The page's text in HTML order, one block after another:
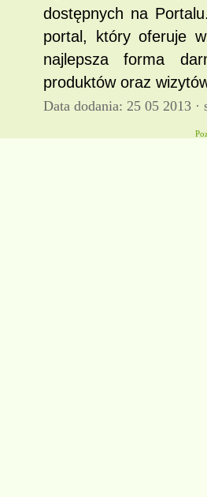
dostępnych na
portal, który oferuje
najlepsza forma
produktów oraz
Data dodania: 25 05 2013 ·